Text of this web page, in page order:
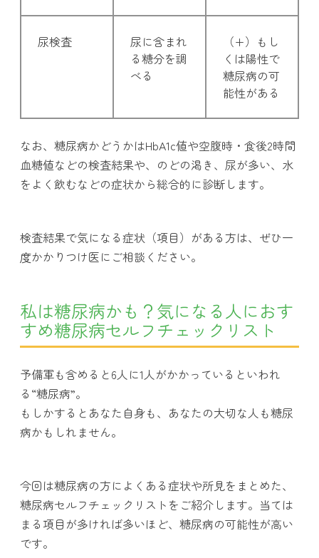
尿検査
尿に含まれ
る糖分を調
べる
（+）もし
くは陽性で
糖尿病の可
能性がある
なお、糖尿病かどうかはHbA1c値や空腹時・食後2時間
血糖値などの検査結果や、のどの渇き、尿が多い、水
をよく飲むなどの症状から総合的に診断します。
検査結果で気になる症状（項目）がある方は、ぜひ一
度かかりつけ医にご相談ください。
私は糖尿病かも？気になる人におす
すめ糖尿病セルフチェックリスト
予備軍も含めると6人に1人がかかっているといわれ
る“糖尿病”。
もしかするとあなた自身も、あなたの大切な人も糖尿
病かもしれません。
今回は糖尿病の方によくある症状や所見をまとめた、
糖尿病セルフチェックリストをご紹介します。当ては
まる項目が多ければ多いほど、糖尿病の可能性が高い
です。